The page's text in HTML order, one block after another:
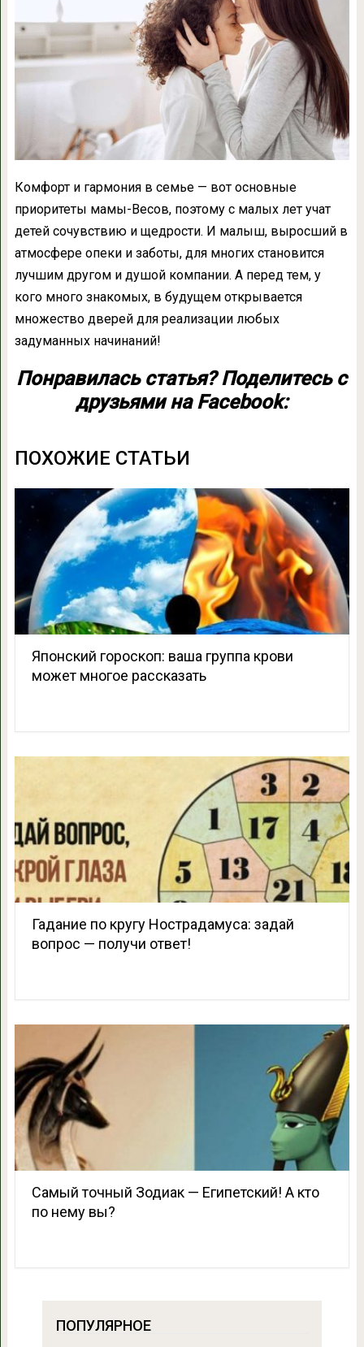
Комфорт и гармония в семье — вот основные
приоритеты мамы-Весов, поэтому с малых лет учат
детей сочувствию и щедрости. И малыш, выросший в
атмосфере опеки и заботы, для многих становится
лучшим другом и душой компании. А перед тем, у
кого много знакомых, в будущем открывается
множество дверей для реализации любых
задуманных начинаний!
Понравилась статья? Поделитесь с
друзьями на Facebook:
ПОХОЖИЕ СТАТЬИ
Японский гороскоп: ваша группа крови
может многое рассказать
Гадание по кругу Нострадамуса: задай
вопрос — получи ответ!
Самый точный Зодиак — Египетский! А кто
по нему вы?
ПОПУЛЯРНОЕ